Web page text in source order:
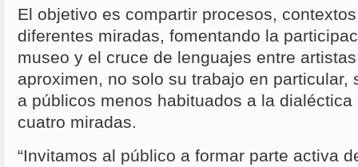
El objetivo es compartir procesos,
diferentes miradas, fomentando la
museo y el cruce de lenguajes entre
aproximen, no solo su trabajo en particular,
a públicos menos habituados a la
cuatro miradas.
“Invitamos al público a formar parte activa